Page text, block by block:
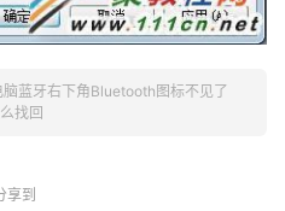
脑蓝牙右下角Bluetooth图标不见了
找回
享到